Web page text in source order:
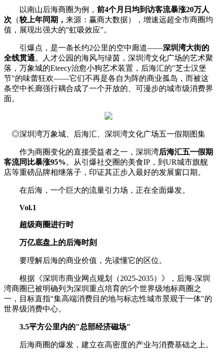
以南山后海商圈为例， 前4个月日均到访客流暴涨20万人
次 （较上年同期， 来源：赢商大数据），增速远超全市商圈均
值，展现出强大的"虹吸效应"。
引爆点，是一条长约2公里的空中廊道——深圳湾大街的
全线贯通。人才公园的海风与绿茵，深圳湾文化广场的艺术聚
落，万象城的Eteecy治愈小狗艺术装置，后海汇的"芝士汉堡
节"的味蕾狂欢——它们不再是各自为阵的商业孤岛，而被这
条空中长廊强行耦合成了一个开放的、可漫步的城市级消费界
面。
◎深圳湾万象城、后海汇、深圳湾文化广场五一假期图集
作为商圈变化的直接受益者之一，深圳湾后海汇五一假期
客流同比暴涨95%。从引爆社交圈的美食IP，到UR城市旗舰
店等重磅品牌相继落子，印证其正步入最好的发展窗口期。
在后海，一个巨大的流量引力场，正在全面爆发。
Vol.1
超级商圈进行时
万亿底盘上的后海时刻
要理解后海的商业价值，先读懂它的区位。
根据《深圳市商业网点规划（2025-2035）》，后海-深圳
湾商圈已被明确列为深圳重点培育的5个世界级地标商圈之
一，目标直指"集高端消费目的地与标志性城市景观于一体"的
世界级消费中心。
3.5平方公里内的"总部经济磁场"
后海商圈的爆发，建立在高密度的产业与消费基础之上。